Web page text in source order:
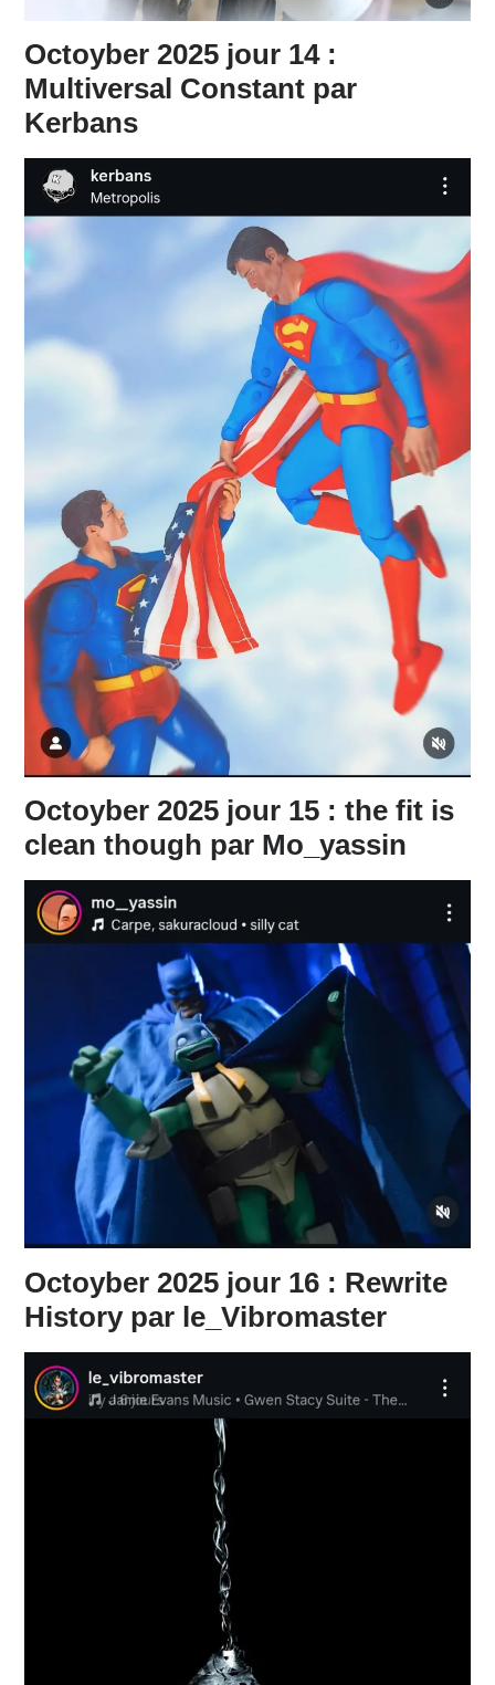
Octoyber 2025 jour 14 :
Multiversal Constant par
Kerbans
Octoyber 2025 jour 15 : the fit is
clean though par Mo_yassin
Octoyber 2025 jour 16 : Rewrite
History par le_Vibromaster